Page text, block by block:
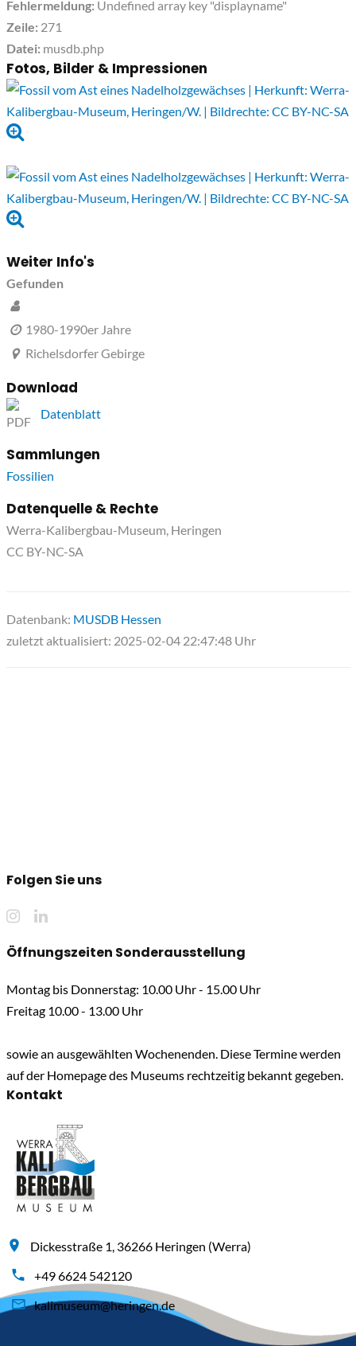
Fehlermeldung: Undefined array key "displayname"
Zeile: 271
Datei: musdb.php
Fotos, Bilder & Impressionen
Weiter Info's
Gefunden
1980-1990er Jahre
Richelsdorfer Gebirge
Download
Datenblatt
Sammlungen
Fossilien
Datenquelle & Rechte
Werra-Kalibergbau-Museum, Heringen
CC BY-NC-SA
Datenbank: MUSDB Hessen
zuletzt aktualisiert: 2025-02-04 22:47:48 Uhr
Folgen Sie uns
Öffnungszeiten Sonderausstellung
Montag bis Donnerstag: 10.00 Uhr - 15.00 Uhr
Freitag 10.00 - 13.00 Uhr
sowie an ausgewählten Wochenenden. Diese Termine werden
auf der Homepage des Museums rechtzeitig bekannt gegeben.
Kontakt
Dickesstraße 1, 36266 Heringen (Werra)
+49 6624 542120
kalimuseum@heringen.de